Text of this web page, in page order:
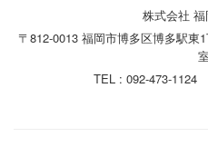
株式会社
〒812-0013 福岡市博多区博多駅東
室
TEL : 092-473-1124